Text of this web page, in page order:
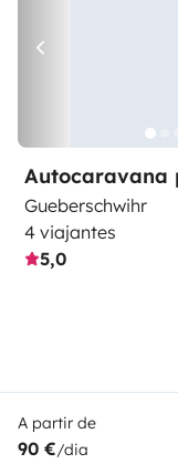
Autocaravana
Gueberschwihr
4 viajantes
5,0
A partir de
90 €/dia